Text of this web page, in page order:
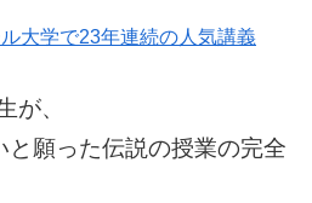
大学で23年連続の人気講義
が、
と願った伝説の授業の完全